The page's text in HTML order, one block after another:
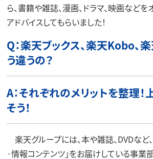
ら、書籍や雑誌、漫画、ドラマ、映画など
アドバイスしてもらいました！
Q：楽天ブックス、楽天Kobo、
う違うの？
A：それぞれのメリットを整理
そう！
楽天グループには、本や雑誌、DVDなど
·情報コンテンツ」をお届けしている事業